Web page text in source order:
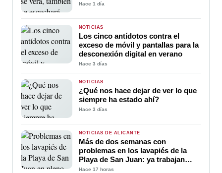
Hace 1 día
NOTICIAS
Los cinco antídotos contra el
exceso de móvil y pantallas para la
desconexión digital en verano
Hace 3 días
NOTICIAS
¿Qué nos hace dejar de ver lo que
siempre ha estado ahí?
Hace 3 días
NOTICIAS DE ALICANTE
Más de dos semanas con
problemas en los lavapiés de la
Playa de San Juan: ya trabajan
para soluciona
Hace 17 horas